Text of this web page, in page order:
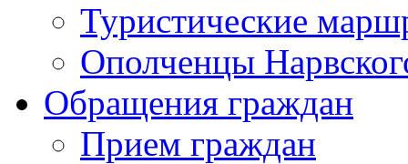
Туристические
Ополченцы
Обращения граждан
Прием граждан